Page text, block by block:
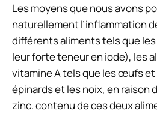
Les moyens que nous avons
naturellement l’inflammation
différents aliments tels que
leur forte teneur en iode), les
vitamine A tels que les œufs
épinards et les noix, en raison
zinc. contenu de ces deux